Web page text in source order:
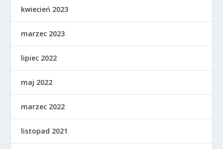
kwiecień 2023
marzec 2023
lipiec 2022
maj 2022
marzec 2022
listopad 2021